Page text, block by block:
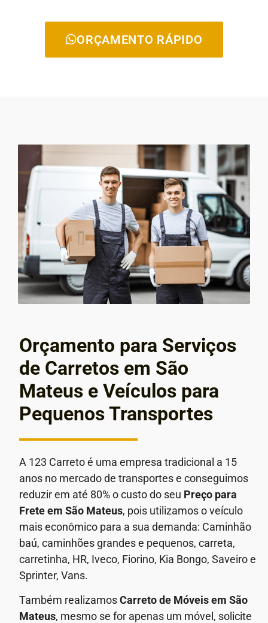
ORÇAMENTO RÁPIDO
Orçamento para Serviços
de Carretos em São
Mateus e Veículos para
Pequenos Transportes
A 123 Carreto é uma empresa tradicional a 15
anos no mercado de transportes e conseguimos
reduzir em até 80% o custo do seu Preço para
Frete em São Mateus, pois utilizamos o veículo
mais econômico para a sua demanda: Caminhão
baú, caminhões grandes e pequenos, carreta,
carretinha, HR, Iveco, Fiorino, Kia Bongo, Saveiro e
Sprinter, Vans.
Também realizamosCarreto de Móveis em São
Mateus, mesmo se for apenas um móvel, solicite